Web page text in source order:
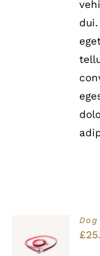
Bewertet
mit5.00von
5
IN DEN
WARENKORB
£